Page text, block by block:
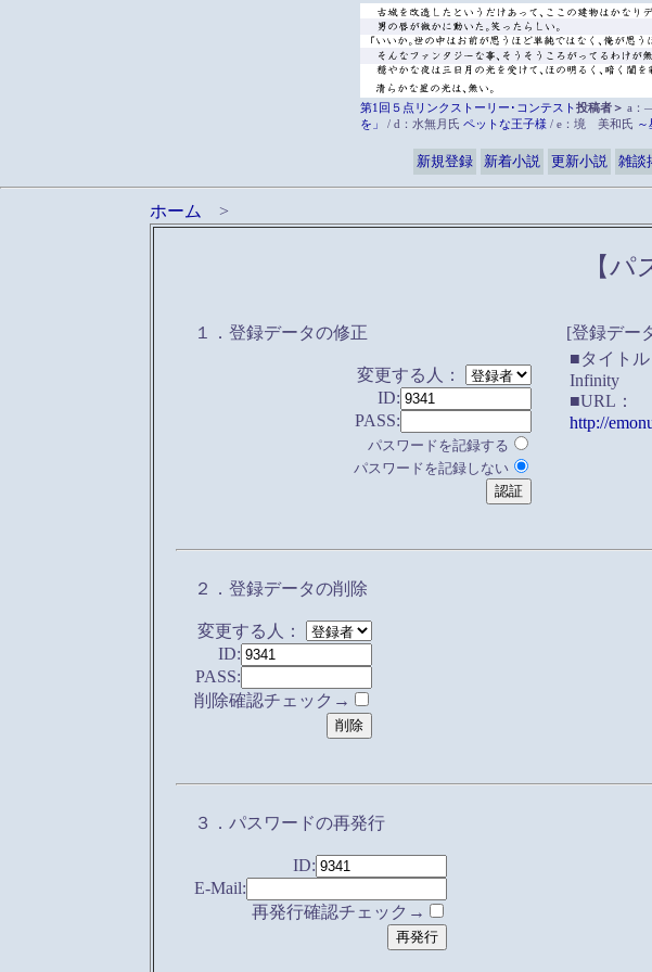
第1回５点リンクストーリー･コンテスト投稿者＞ a：
を」
/ d：水無月氏 ペットな王子様 / e：境 美和氏
新規登録 新着小説 更新小説 雑談
ホーム >
【パ
１．登録データの修正
変更する人：
ID:
PASS:
パスワードを記録する
パスワードを記録しない
[登録デー
■タイトル
Infinity
■URL：
http://
２．登録データの削除
変更する人：
ID:
PASS:
削除確認チェック→
３．パスワードの再発行
ID:
E-Mail:
再発行確認チェック→